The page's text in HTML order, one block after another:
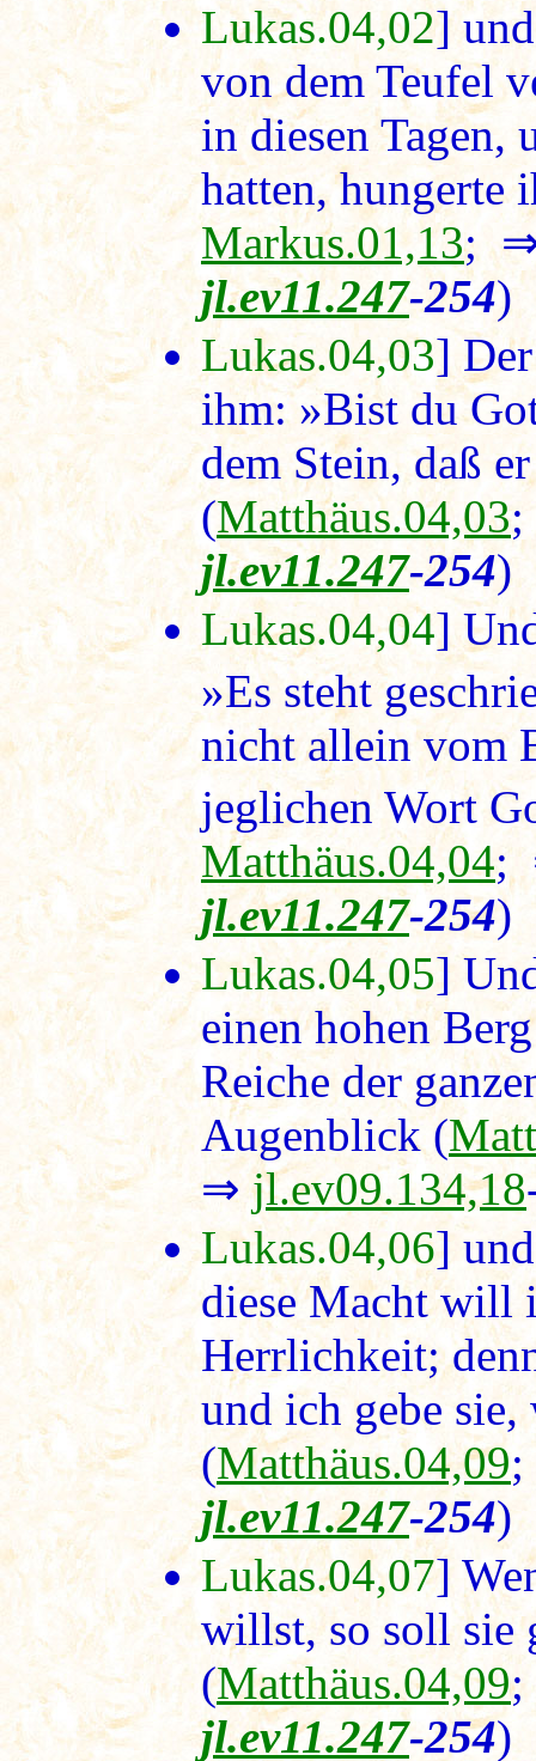
Lukas.04,02]
von dem Teufel
in diesen Tagen,
hatten, hungerte
Markus.01,13;
jl.ev11.247-254)
Lukas.04,03]
ihm: »Bist du
dem Stein, daß
(Matthäus.04,03
jl.ev11.247-254)
Lukas.04,04]
»Es steht
nicht allein vom
jeglichen Wort
Matthäus.04,04;
jl.ev11.247-254)
Lukas.04,05]
einen hohen
Reiche der
Augenblick (
⇒jl.ev09.134,18
Lukas.04,06]
diese Macht will
Herrlichkeit;
und ich gebe
(Matthäus.04,09
jl.ev11.247-254)
Lukas.04,07]
willst, so soll sie
(Matthäus.04,09
jl.ev11.247-254)